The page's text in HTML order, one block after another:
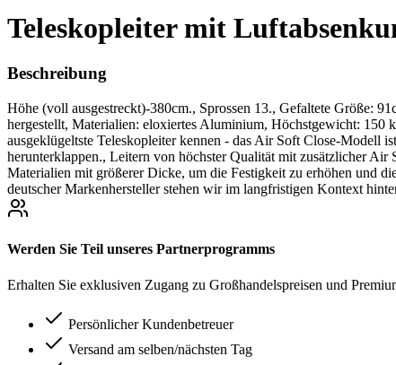
Teleskopleiter mit
Beschreibung
Höhe (voll ausgestreckt)-380cm., Sprossen 13., Gefaltete Größe:
hergestellt, Materialien: eloxiertes Aluminium, Höchstgewicht: 150
ausgeklügeltste Teleskopleiter kennen - das Air Soft Close-Modell
herunterklappen., Leitern von höchster Qualität mit zusätzlicher
Materialien mit größerer Dicke, um die Festigkeit zu erhöhen und
deutscher Markenhersteller stehen wir im langfristigen Kontext
Werden Sie Teil unseres Partnerprogramms
Erhalten Sie exklusiven Zugang zu Großhandelspreisen und
Persönlicher Kundenbetreuer
Versand am selben/nächsten Tag